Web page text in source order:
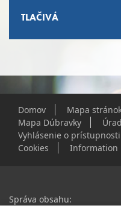
TLAČIVÁ
Domov Mapa
Mapa Dúbravky
Vyhlásenie o prístupnosti
Cookies
Information
Správa obsahu: